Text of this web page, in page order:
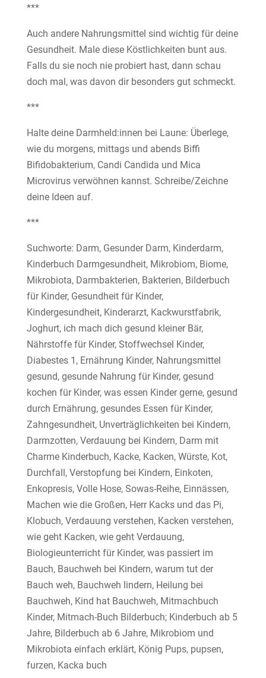
***
Auch andere Nahrungsmittel sind wichtig für deine
Gesundheit. Male diese Köstlichkeiten bunt aus.
Falls du sie noch nie probiert hast, dann schau
doch mal, was davon dir besonders gut schmeckt.
***
Halte deine Darmheld:innen bei Laune: Überlege,
wie du morgens, mittags und abends Biffi
Bifidobakterium, Candi Candida und Mica
Microvirus verwöhnen kannst. Schreibe/Zeichne
deine Ideen auf.
***
Suchworte: Darm, Gesunder Darm, Kinderdarm,
Kinderbuch Darmgesundheit, Mikrobiom, Biome,
Mikrobiota, Darmbakterien, Bakterien, Bilderbuch
für Kinder, Gesundheit für Kinder,
Kindergesundheit, Kinderarzt, Kackwurstfabrik,
Joghurt, ich mach dich gesund kleiner Bär,
Nährstoffe für Kinder, Stoffwechsel Kinder,
Diabestes 1, Ernährung Kinder, Nahrungsmittel
gesund, gesunde Nahrung für Kinder, gesund
kochen für Kinder, was essen Kinder gerne, gesund
durch Ernährung, gesundes Essen für Kinder,
Zahngesundheit, Unverträglichkeiten bei Kindern,
Darmzotten, Verdauung bei Kindern, Darm mit
Charme Kinderbuch, Kacke, Kacken, Würste, Kot,
Durchfall, Verstopfung bei Kindern, Einkoten,
Enkopresis, Volle Hose, Sowas-Reihe, Einnässen,
Machen wie die Großen, Herr Kacks und das Pi,
Klobuch, Verdauung verstehen, Kacken verstehen,
wie geht Kacken, wie geht Verdauung,
Biologieunterricht für Kinder, was passiert im
Bauch, Bauchweh bei Kindern, warum tut der
Bauch weh, Bauchweh lindern, Heilung bei
Bauchweh, Kind hat Bauchweh, Mitmachbuch
Kinder, Mitmach-Buch Bilderbuch; Kinderbuch ab 5
Jahre, Bilderbuch ab 6 Jahre, Mikrobiom und
Mikrobiota einfach erklärt, König Pups, pupsen,
furzen, Kacka buch